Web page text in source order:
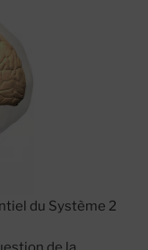
du Système 2